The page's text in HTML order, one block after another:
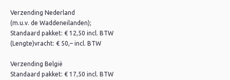
Verzending Nederland
(m.u.v. de Waddeneilanden);
Standaard pakket: € 12,50 incl. BTW
(Lengte)vracht: € 50,– incl. BTW
Verzending België
Standaard pakket: € 17,50 incl. BTW